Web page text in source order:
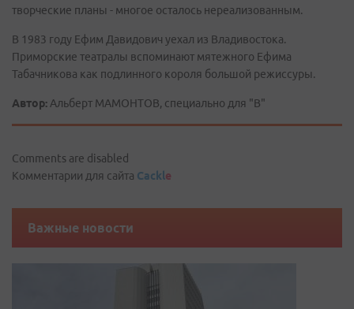
творческие планы - многое осталось нереализованным.
В 1983 году Ефим Давидович уехал из Владивостока.
Приморские театралы вспоминают мятежного Ефима
Табачникова как подлинного короля большой режиссуры.
Автор: Альберт МАМОНТОВ, специально для "В"
Comments are disabled
Комментарии для сайта Cackle
Важные новости